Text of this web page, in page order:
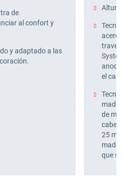
de
al confort y
y adaptado a las
Altura
acero
el
de
25
que